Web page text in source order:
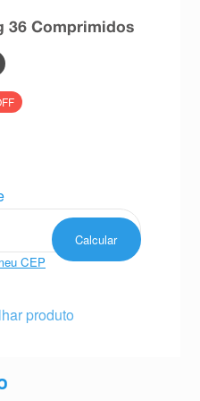
36 Comprimidos
CEP
produto